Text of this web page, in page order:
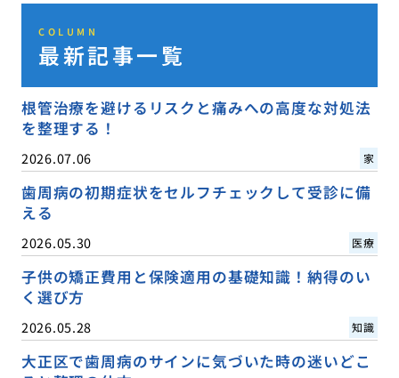
COLUMN
最新記事一覧
根管治療を避けるリスクと痛みへの高度な対処法
を整理する！
2026.07.06 家
歯周病の初期症状をセルフチェックして受診に備
える
2026.05.30 医療
子供の矯正費用と保険適用の基礎知識！納得のい
く選び方
2026.05.28 知識
大正区で歯周病のサインに気づいた時の迷いどこ